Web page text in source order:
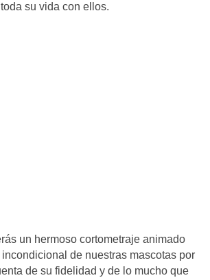
su vida con ellos.
un hermoso cortometraje animado
de nuestras mascotas por
de su fidelidad y de lo mucho que